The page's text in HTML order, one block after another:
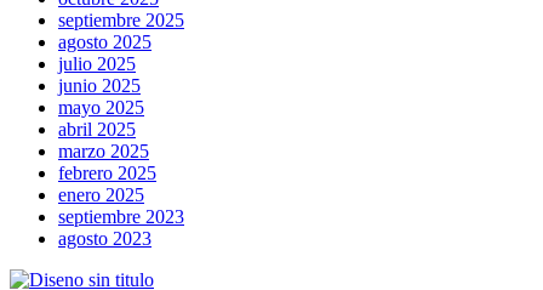
septiembre 2025
agosto 2025
julio 2025
junio 2025
mayo 2025
abril 2025
marzo 2025
febrero 2025
enero 2025
septiembre 2023
agosto 2023